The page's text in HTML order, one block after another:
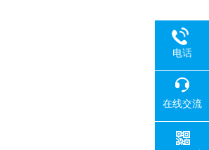
电话
在线交流